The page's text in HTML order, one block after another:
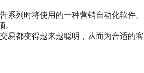
系列时将使用的一种营销自动化软件
。
易都变得越来越聪明，从而为合适的